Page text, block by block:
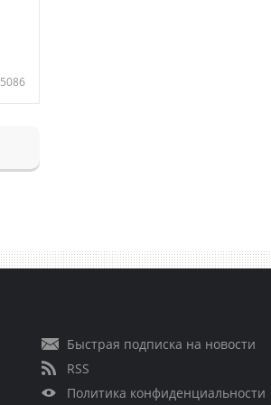
5086
Быстрая подписка на новости
RSS
Политика конфиденциальности